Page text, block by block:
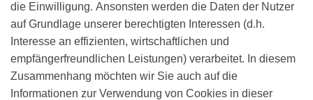
die Einwilligung. Ansonsten werden die Daten der Nutzer
auf Grundlage unserer berechtigten Interessen (d.h.
Interesse an effizienten, wirtschaftlichen und
empfängerfreundlichen Leistungen) verarbeitet. In diesem
Zusammenhang möchten wir Sie auch auf die
Informationen zur Verwendung von Cookies in dieser